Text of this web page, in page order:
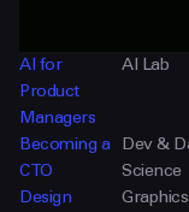
+38 097
+38 099
INSTAGRAM
AI for
Product
Managers
AI Lab
Becoming a
CTO
Dev &
Science
Design
Graphics